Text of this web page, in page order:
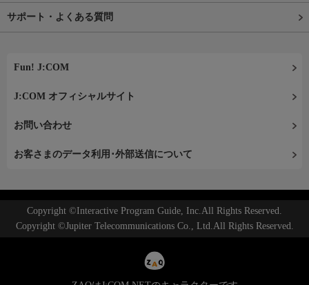
サポート・よくある質問
Fun! J:COM
J:COM オフィシャルサイト
お問い合わせ
お客さまのデータ利用･外部送信について
Copyright ©Interactive Program Guide, Inc.All Rights Reserved.
Copyright ©Jupiter Telecommunications Co., Ltd.All Rights Reserved.